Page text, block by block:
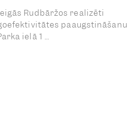
Rudbāržos realizēti
paaugstināšanu
ielā 1 ...